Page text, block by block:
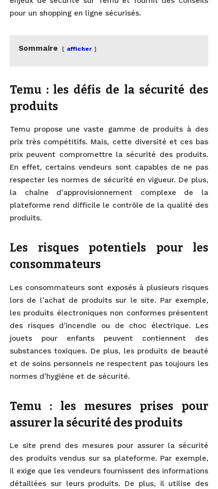
pour un shopping en ligne sécurisés.
Sommaire afficher
Temu : les défis de la sécurité des
produits
Temu propose une vaste gamme de produits à des
prix très compétitifs. Mais, cette diversité et ces bas
prix peuvent compromettre la sécurité des produits.
En effet, certains vendeurs sont capables de ne pas
respecter les normes de sécurité en vigueur. De plus,
la chaîne d’approvisionnement complexe de la
plateforme rend difficile le contrôle de la qualité des
produits.
Les risques potentiels pour les
consommateurs
Les consommateurs sont exposés à plusieurs risques
lors de l’achat de produits sur le site. Par exemple,
les produits électroniques non conformes présentent
des risques d’incendie ou de choc électrique. Les
jouets pour enfants peuvent contiennent des
substances toxiques. De plus, les produits de beauté
et de soins personnels ne respectent pas toujours les
normes d’hygiène et de sécurité.
Temu : les mesures prises pour
assurer la sécurité des produits
Le site prend des mesures pour assurer la sécurité
des produits vendus sur sa plateforme. Par exemple,
il exige que les vendeurs fournissent des informations
détaillées sur leurs produits. De plus, il utilise des